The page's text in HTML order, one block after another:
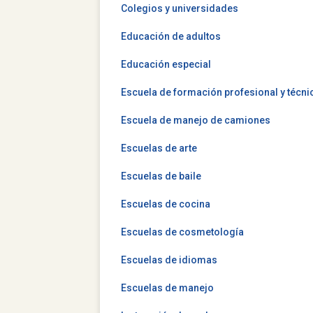
Colegios y universidades
Educación de adultos
Educación especial
Escuela de formación profesional y
Escuela de manejo de camiones
Escuelas de arte
Escuelas de baile
Escuelas de cocina
Escuelas de cosmetología
Escuelas de idiomas
Escuelas de manejo